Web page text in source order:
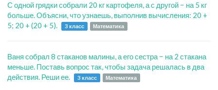
С одной грядки собрали 20 кг картофеля, а с другой − на 5 кг
больше. Объясни, что узнаешь, выполнив вычисления: 20 +
5; 20 + (20 + 5).
3 класс Математика
Ваня собрал 8 стаканов малины, а его сестра − на 2 стакана
меньше. Поставь вопрос так, чтобы задача решалась в два
действия. Реши ее.
3 класс Математика